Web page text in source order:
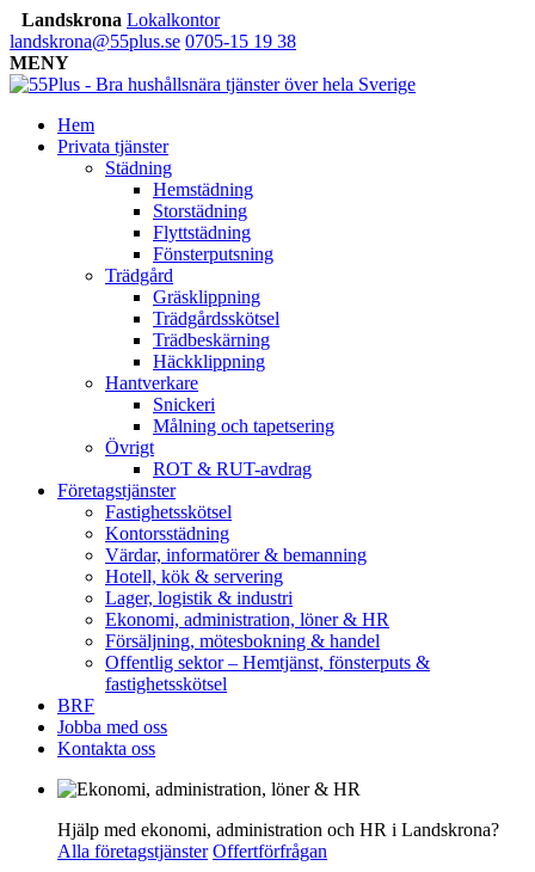
Landskrona Lokalkontor
landskrona@55plus.se 0705-15 19 38
MENY
Hem
Privata tjänster
Städning
Hemstädning
Storstädning
Flyttstädning
Fönsterputsning
Trädgård
Gräsklippning
Trädgårdsskötsel
Trädbeskärning
Häckklippning
Hantverkare
Snickeri
Målning och tapetsering
Övrigt
ROT & RUT-avdrag
Företagstjänster
Fastighetsskötsel
Kontorsstädning
Värdar, informatörer & bemanning
Hotell, kök & servering
Lager, logistik & industri
Ekonomi, administration, löner & HR
Försäljning, mötesbokning & handel
Offentlig sektor – Hemtjänst, fönsterputs &
fastighetsskötsel
BRF
Jobba med oss
Kontakta oss
Hjälp med ekonomi, administration och HR i Landskrona?
Alla företagstjänster Offertförfrågan